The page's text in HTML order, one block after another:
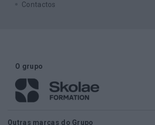
Contactos
O grupo
Outras marcas do Grupo